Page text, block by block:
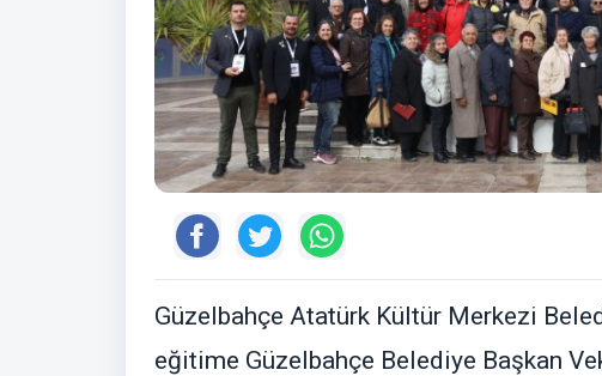
Güzelbahçe Atatürk Kültür Merkezi
eğitime Güzelbahçe Belediye Başkan